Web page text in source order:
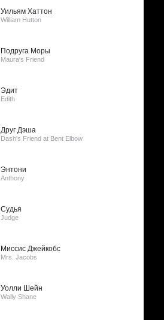
Уильям Хаттон
William Hutton
Подруга Моры
Maura's Friend
Эдит
Edith
Друг Дэша
Dash's Friend at Bent Elbow
Энтони
Anthony
Судья
Judge
Миссис Джейкобс
Mrs. Jacobs
Уолли Шейн
Wally Shane